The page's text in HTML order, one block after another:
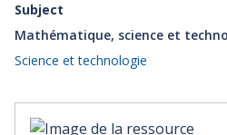
Subject
Mathématique, science et
Science et technologie